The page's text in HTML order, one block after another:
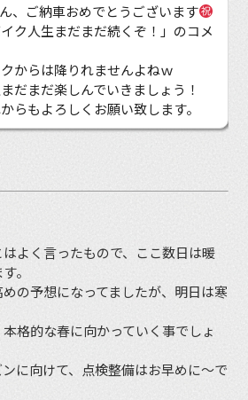
、ご納車おめでとうございます
イク人生まだまだ続くぞ！」のコメ
からは降りれませんよねｗ
だまだ楽しんでいきましょう！
らもよろしくお願い致します。
よく言ったもので、ここ数日は暖
。
の予想になってましたが、明日は寒
格的な春に向かっていく事でしょ
に向けて、点検整備はお早めに〜で